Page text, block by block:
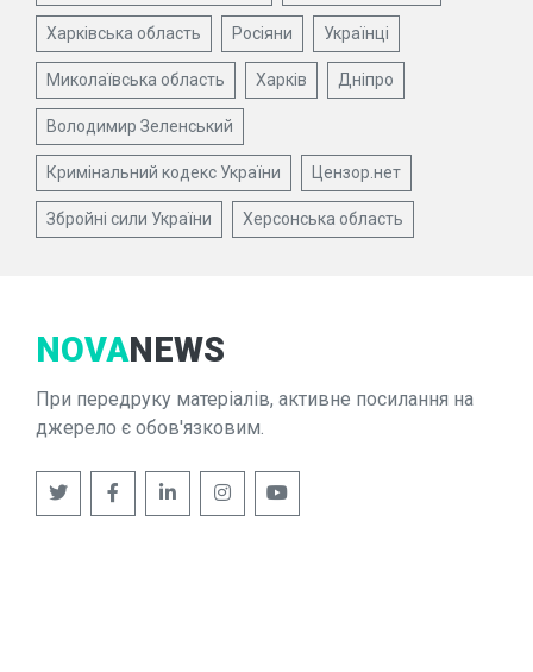
Харківська область Росіяни Українці
Миколаївська область Харків Дніпро
Володимир Зеленський
Кримінальний кодекс України Цензор.нет
Збройні сили України Херсонська область
NOVANEWS
При передруку матеріалів, активне посилання на
джерело є обов'язковим.